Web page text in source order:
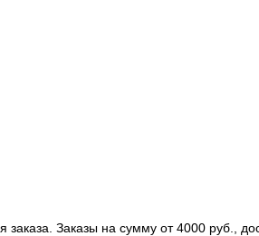
Заказы на сумму от 4000 руб.,